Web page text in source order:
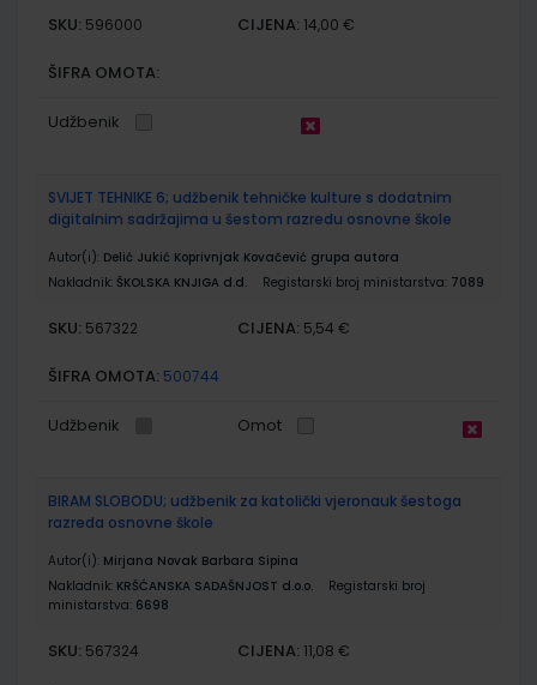
SKU: 596000 CIJENA: 14,00 €
ŠIFRA OMOTA:
Udžbenik
SVIJET TEHNIKE 6; udžbenik tehničke kulture s dodatnim
digitalnim sadržajima u šestom razredu osnovne škole
Autor(i): Delić Jukić Koprivnjak Kovačević grupa autora
Nakladnik: ŠKOLSKA KNJIGA d.d. Registarski broj ministarstva: 7089
SKU: 567322 CIJENA: 5,54 €
ŠIFRA OMOTA: 500744
Udžbenik Omot
BIRAM SLOBODU; udžbenik za katolički vjeronauk šestoga
razreda osnovne škole
Autor(i): Mirjana Novak Barbara Sipina
Nakladnik: KRŠĆANSKA SADAŠNJOST d.o.o.
Registarski broj
ministarstva: 6698
SKU: 567324 CIJENA: 11,08 €